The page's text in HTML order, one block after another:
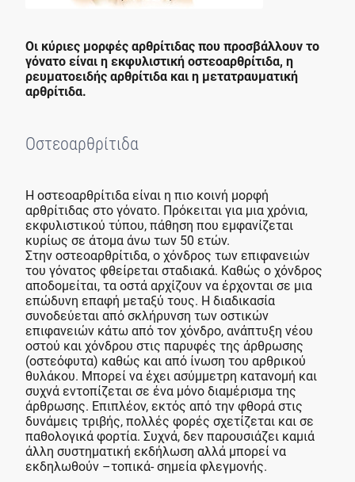
Οι κύριες μορφές αρθρίτιδας που προσβάλλουν το
γόνατο είναι η εκφυλιστική οστεοαρθρίτιδα, η
ρευματοειδής αρθρίτιδα και η μετατραυματική
αρθρίτιδα.
Οστεοαρθρίτιδα
Η οστεοαρθρίτιδα είναι η πιο κοινή μορφή
αρθρίτιδας στο γόνατο. Πρόκειται για μια χρόνια,
εκφυλιστικού τύπου, πάθηση που εμφανίζεται
κυρίως σε άτομα άνω των 50 ετών.
Στην οστεοαρθρίτιδα, ο χόνδρος των επιφανειών
του γόνατος φθείρεται σταδιακά. Καθώς ο χόνδρος
αποδομείται, τα οστά αρχίζουν να έρχονται σε μια
επώδυνη επαφή μεταξύ τους. Η διαδικασία
συνοδεύεται από σκλήρυνση των οστικών
επιφανειών κάτω από τον χόνδρο, ανάπτυξη νέου
οστού και χόνδρου στις παρυφές της άρθρωσης
(οστεόφυτα) καθώς και από ίνωση του αρθρικού
θυλάκου. Μπορεί να έχει ασύμμετρη κατανομή και
συχνά εντοπίζεται σε ένα μόνο διαμέρισμα της
άρθρωσης. Επιπλέον, εκτός από την φθορά στις
δυνάμεις τριβής, πολλές φορές σχετίζεται και σε
παθολογικά φορτία. Συχνά, δεν παρουσιάζει καμιά
άλλη συστηματική εκδήλωση αλλά μπορεί να
εκδηλωθούν –τοπικά- σημεία φλεγμονής.